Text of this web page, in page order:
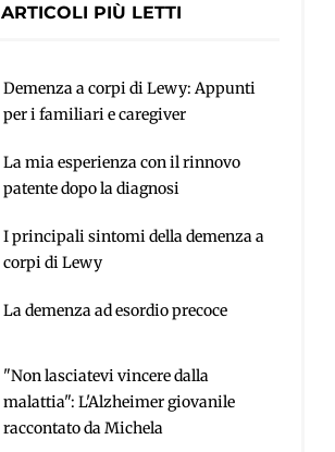
ARTICOLI PIÙ LETTI
Demenza a corpi di Lewy: Appunti
per i familiari e caregiver
La mia esperienza con il rinnovo
patente dopo la diagnosi
I principali sintomi della demenza a
corpi di Lewy
La demenza ad esordio precoce
"Non lasciatevi vincere dalla
malattia": L'Alzheimer giovanile
raccontato da Michela